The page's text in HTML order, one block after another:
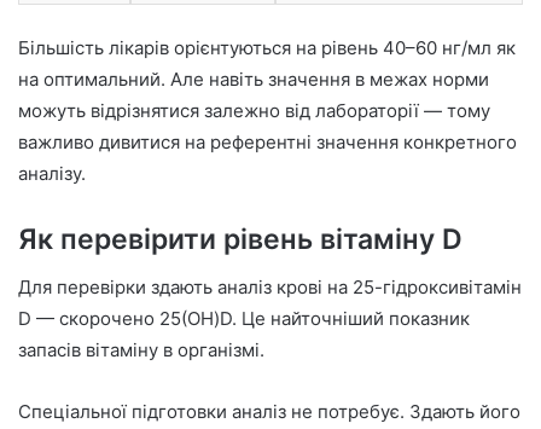
Більшість лікарів орієнтуються на рівень 40–60 нг/мл як
на оптимальний. Але навіть значення в межах норми
можуть відрізнятися залежно від лабораторії — тому
важливо дивитися на референтні значення конкретного
аналізу.
Як перевірити рівень вітаміну D
Для перевірки здають аналіз крові на 25-гідроксивітамін
D — скорочено 25(OH)D. Це найточніший показник
запасів вітаміну в організмі.
Спеціальної підготовки аналіз не потребує. Здають його